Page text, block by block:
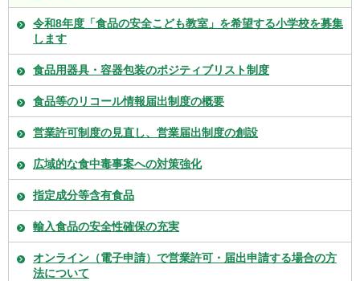
令和8年度「食品の安全こども教室」を希望する小学校を募集
します
食品用器具・容器包装のポジティブリスト制度
食品等のリコール情報届出制度の概要
営業許可制度の見直し、営業届出制度の創設
広域的な食中毒事案への対策強化
指定成分等含有食品
輸入食品の安全性確保の充実
オンライン（電子申請）で営業許可・届出申請する場合の方
法について